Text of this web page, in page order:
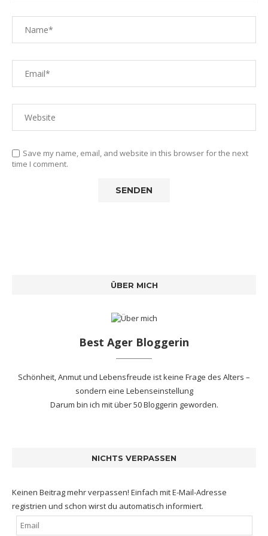
Save my name, email, and website in this browser for the next
time I comment.
ÜBER MICH
Best Ager Bloggerin
Schönheit, Anmut und Lebensfreude ist keine Frage des Alters –
sondern eine Lebenseinstellung
Darum bin ich mitüber 50 Bloggerin geworden.
NICHTS VERPASSEN
Keinen Beitrag mehr verpassen! Einfach mit E-Mail-Adresse
registrien und schon wirst du automatisch informiert.